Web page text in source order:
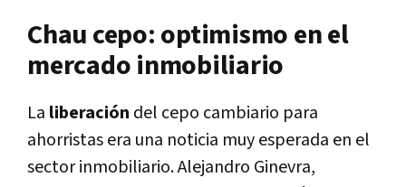
Chau cepo: optimismo en el
mercado inmobiliario
La liberación del cepo cambiario para
ahorristas era una noticia muy esperada en el
sector inmobiliario. Alejandro Ginevra,